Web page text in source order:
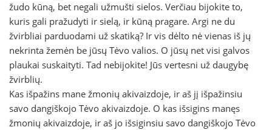
žudo kūną, bet negali užmušti sielos. Verčiau bijokite to,
kuris gali pražudyti ir sielą, ir kūną pragare. Argi ne du
žvirbliai parduodami už skatiką? Ir vis dėlto nė vienas iš jų
nekrinta žemėn be jūsų Tėvo valios. O jūsų net visi galvos
plaukai suskaityti. Tad nebijokite! Jūs vertesni už daugybę
žvirblių.
Kas išpažins mane žmonių akivaizdoje, ir aš jį išpažinsiu
savo dangiškojo Tėvo akivaizdoje. O kas išsigins manęs
žmonių akivaizdoje, ir aš jo išsiginsiu savo dangiškojo Tėvo